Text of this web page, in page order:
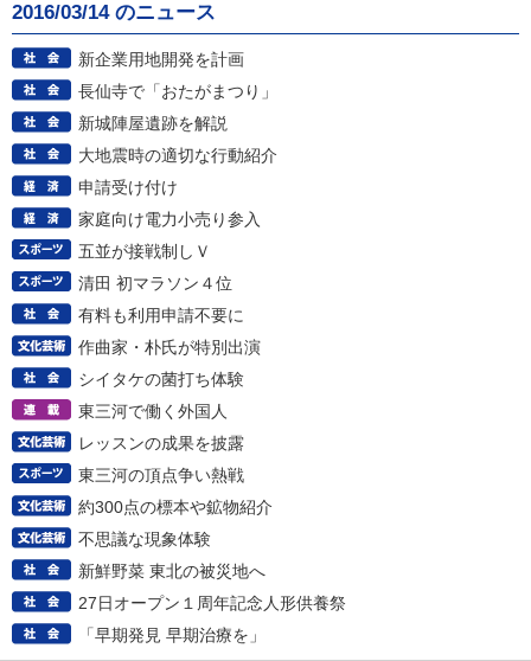
2016/03/14 のニュース
新企業用地開発を計画
長仙寺で「おたがまつり」
新城陣屋遺跡を解説
大地震時の適切な行動紹介
申請受け付け
家庭向け電力小売り参入
五並が接戦制しＶ
清田 初マラソン４位
有料も利用申請不要に
作曲家・朴氏が特別出演
シイタケの菌打ち体験
東三河で働く外国人
レッスンの成果を披露
東三河の頂点争い熱戦
約300点の標本や鉱物紹介
不思議な現象体験
新鮮野菜 東北の被災地へ
27日オープン１周年記念人形供養祭
「早期発見 早期治療を」